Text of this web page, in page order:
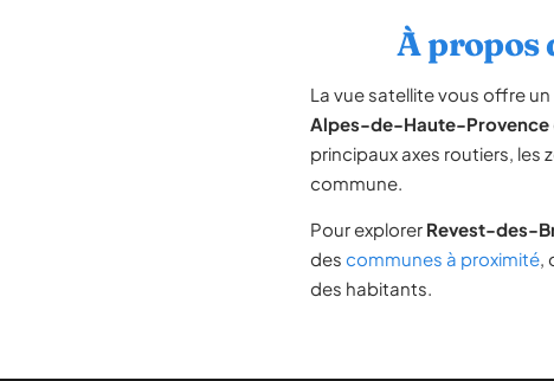
À propos
La vue satellite vous offre
Alpes-de-Haute-Provence
principaux axes routiers, les
commune.
Pour explorer Revest-des-
des communes à proximité,
des habitants.